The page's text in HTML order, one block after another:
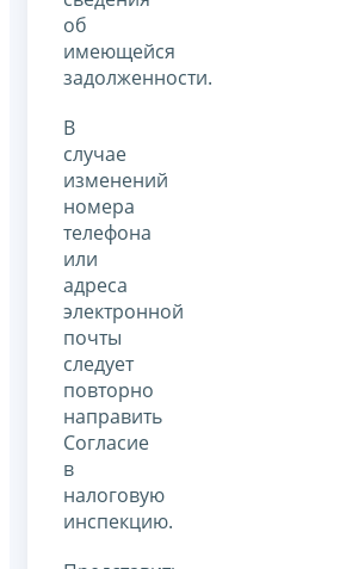
об
имеющейся
задолженности.
В
случае
изменений
номера
телефона
или
адреса
электронной
почты
следует
повторно
направить
Согласие
в
налоговую
инспекцию.